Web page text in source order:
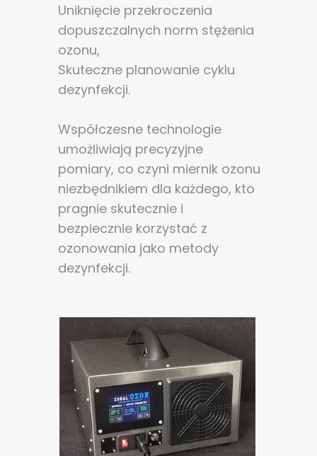
Uniknięcie przekroczenia
dopuszczalnych norm stężenia
ozonu,
Skuteczne planowanie cyklu
dezynfekcji.
Współczesne technologie
umożliwiają precyzyjne
pomiary, co czyni miernik ozonu
niezbędnikiem dla każdego, kto
pragnie skutecznie i
bezpiecznie korzystać z
ozonowania jako metody
dezynfekcji.